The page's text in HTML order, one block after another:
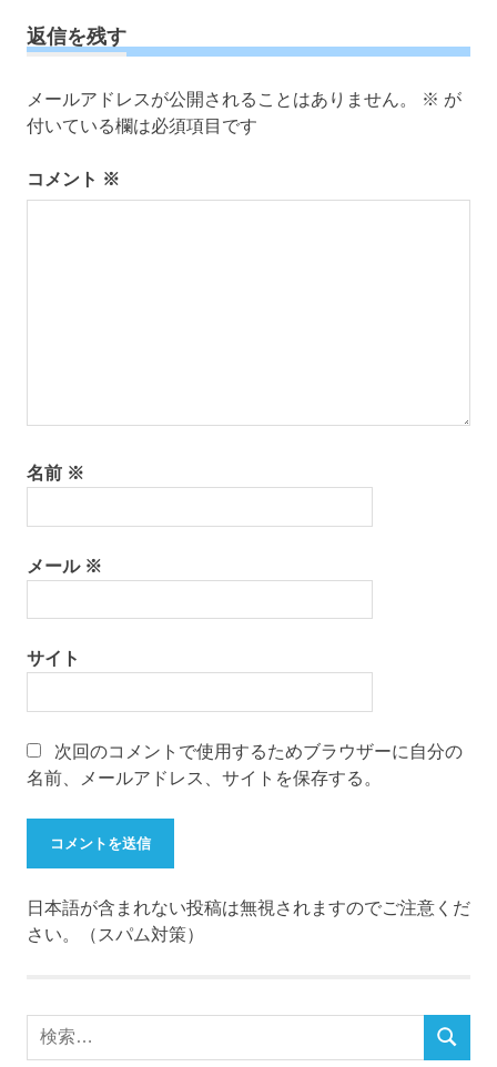
ゲ
シ
ョ
事:
返信を残す
メールアドレスが公開されることはありません。 ※ が
付いている欄は必須項目です
コメント ※
名前 ※
メール ※
サイト
次回のコメントで使用するためブラウザーに自分の
名前、メールアドレス、サイトを保存する。
日本語が含まれない投稿は無視されますのでご注意くだ
さい。（スパム対策）
検
検